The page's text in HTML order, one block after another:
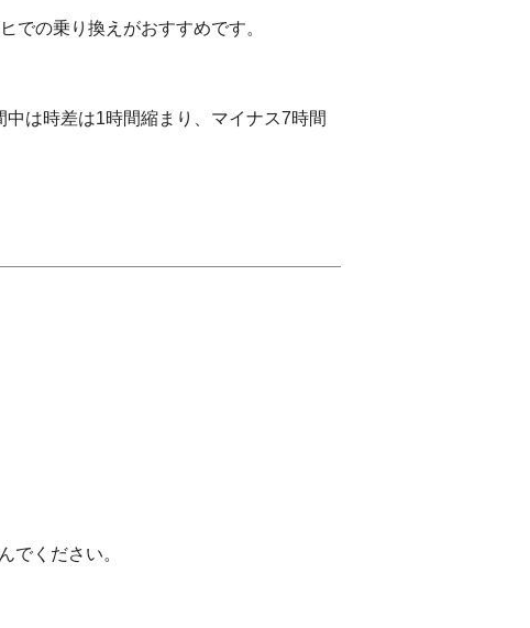
での乗り換えがおすすめです。
は時差は1時間縮まり、マイナス7時間
でください。